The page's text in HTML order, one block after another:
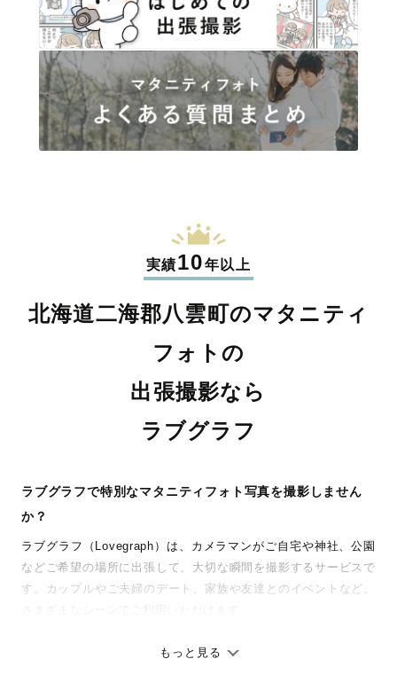
実績10年以上
北海道二海郡八雲町のマタニティ
フォトの
出張撮影なら
ラブグラフ
ラブグラフで特別なマタニティフォト写真を撮影しません
か？
ラブグラフ（Lovegraph）は、カメラマンがご自宅や神社、公園
などご希望の場所に出張して、大切な瞬間を撮影するサービスで
す。カップルやご夫婦のデート、家族や友達とのイベントなど、
ありのままの空気感を大切に、何十年経っても見返したくなるよ
もっと見る